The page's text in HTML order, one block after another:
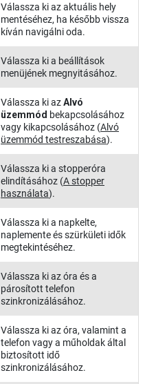
Válassza ki az aktuális hely
mentéséhez, ha később vissza
kíván navigálni oda.
Válassza ki a beállítások
menüjének megnyitásához.
Válassza ki azAlvó
üzemmód bekapcsolásához
vagy kikapcsolásához (Alvó
üzemmód testreszabása).
Válassza ki a stopperóra
elindításához (A stopper
használata).
Válassza ki a napkelte,
naplemente és szürkületi idők
megtekintéséhez.
Válassza ki az óra és a
párosított telefon
szinkronizálásához.
Válassza ki az óra, valamint a
telefon vagy a műholdak által
biztosított idő
szinkronizálásához.